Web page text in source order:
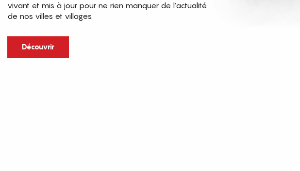
vivant et mis à jour pour ne rien manquer de l’actualité
de nos villes et villages.
Découvrir